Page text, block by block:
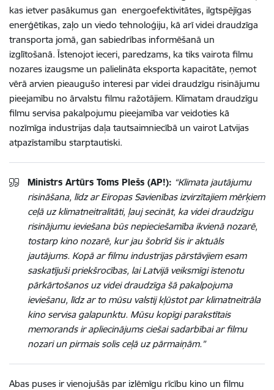
kas ietver pasākumus gan energoefektivitātes, ilgtspējīgas
enerģētikas, zaļo un viedo tehnoloģiju, kā arī videi draudzīga
transporta jomā, gan sabiedrības informēšanā un
izglītošanā. Īstenojot ieceri, paredzams, ka tiks vairota filmu
nozares izaugsme un palielināta eksporta kapacitāte, ņemot
vērā arvien pieaugušo interesi par videi draudzīgu risinājumu
pieejamību no ārvalstu filmu ražotājiem. Klimatam draudzīgu
filmu servisa pakalpojumu pieejamība var veidoties kā
nozīmīga industrijas daļa tautsaimniecībā un vairot Latvijas
atpazīstamību starptautiski.
Ministrs Artūrs Toms Plešs (AP!): “Klimata jautājumu
risināšana, līdz ar Eiropas Savienības izvirzītajiem mērķiem
ceļā uz klimatneitralitāti, ļauj secināt, ka videi draudzīgu
risinājumu ieviešana būs nepieciešamība ikvienā nozarē,
tostarp kino nozarē, kur jau šobrīd šis ir aktuāls
jautājums. Kopā ar filmu industrijas pārstāvjiem esam
saskatījuši priekšrocības, lai Latvijā veiksmīgi īstenotu
pārkārtošanos uz videi draudzīga šā pakalpojuma
ieviešanu, līdz ar to mūsu valstij kļūstot par klimatneitrāla
kino servisa galapunktu. Mūsu kopīgi parakstītais
memorands ir apliecinājums ciešai sadarbībai ar filmu
nozari un pirmais solis ceļā uz pārmaiņām.”
Abas puses ir vienojušās par izlēmīgu rīcību kino un filmu